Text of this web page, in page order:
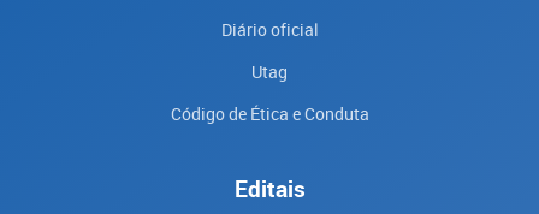
Diário oficial
Utag
Código de Ética e Conduta
Editais